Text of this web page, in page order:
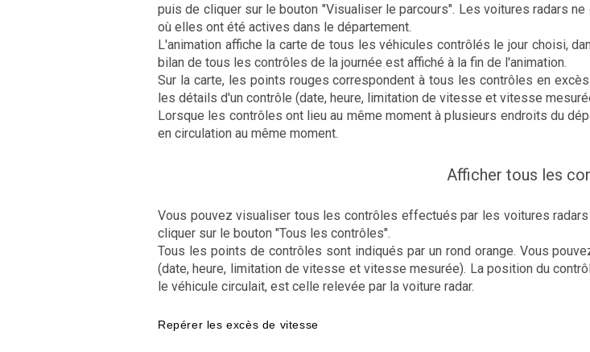
puis de cliquer sur le bouton "Visualiser le parcours". Les voitures radars
où elles ont été actives dans le département.
L'animation affiche la carte de tous les véhicules contrôlés le jour choisi,
bilan de tous les contrôles de la journée est affiché à la fin de l'animation.
Sur la carte, les points rouges correspondent à tous les contrôles en
les détails d'un contrôle (date, heure, limitation de vitesse et vitesse
Lorsque les contrôles ont lieu au même moment à plusieurs endroits du
en circulation au même moment.
Afficher tous les
Vous pouvez visualiser tous les contrôles effectués par les voitures
cliquer sur le bouton "Tous les contrôles".
Tous les points de contrôles sont indiqués par un rond orange. Vous
(date, heure, limitation de vitesse et vitesse mesurée). La position du
le véhicule circulait, est celle relevée par la voiture radar.
Repérer les excès de vitesse